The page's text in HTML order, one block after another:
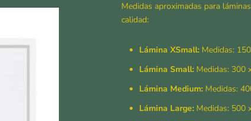
Medidas aproximadas para
calidad:
Lámina XSmall: Medidas:
Lámina Small: Medidas: 300
Lámina Medium: Medidas:
Lámina Large: Medidas: 500